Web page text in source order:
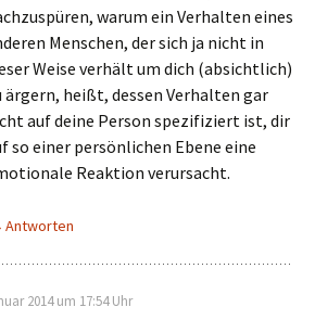
warum ein Verhalten eines
Menschen, der sich ja nicht in
Weise verhält um dich (absichtlich)
ärgern, heißt, dessen Verhalten gar
auf deine Person spezifiziert ist, dir
so einer persönlichen Ebene eine
Reaktion verursacht.
Antworten
2014 um 17:54 Uhr